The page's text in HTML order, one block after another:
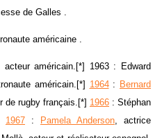
de Galles .
américaine .
acteur américain.[*] 1963 : Edward
américain.[*] 1964: Bernard
de rugby français.[*] 1966 : Stéphan
1967 : Pamela Anderson, actrice